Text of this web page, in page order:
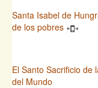
Santa Isabel de
de los pobres
El Santo Sacrificio de
del Mundo